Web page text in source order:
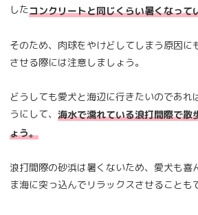
したコンクリートと同じくらい暑くなって
そのため、肉球をやけどしてしまう原因に
させる際には注意しましょう。
どうしても愛犬と海辺に行きたいのであれ
うにして、 海水で濡れている浪打間際で散
ょう。
浪打間際の砂浜は暑くないため、愛犬も喜
ま海に突っ込んでリラックスさせることも